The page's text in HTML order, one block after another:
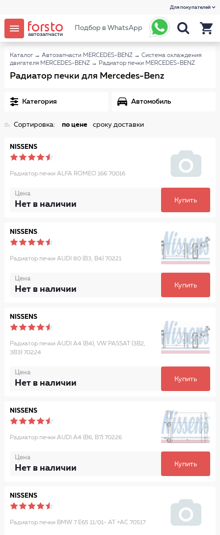
Для покупателей
Подбор в WhatsApp
Каталог → Автозапчасти MERCEDES-BENZ → Система охлаждения
двигателя MERCEDES-BENZ → Радиатор печки MERCEDES-BENZ
Радиатор печки для Mercedes-Benz
Категория Автомобиль
Сортировка: по цене сроку доставки
NISSENS
Радиатор печки ALFA ROMEO 166 70016
Цена
Нет в наличии Купить
NISSENS
Радиатор печки AUDI 80 (B3, B4) 70221
Цена
Нет в наличии Купить
NISSENS
Радиатор печки AUDI A4 (B4), VW PASSAT (3B2,
3B3) 70224
Цена
Нет в наличии Купить
NISSENS
Радиатор печки AUDI A4 (B6, B7) 70226
Цена
Нет в наличии Купить
NISSENS
Радиатор печки BMW 7 E65 11/01- AT +AC 70517